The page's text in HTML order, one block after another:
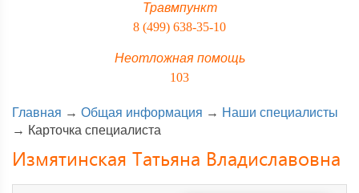
Травмпункт
8 (499) 638-35-10
Неотложная помощь
103
Главная → Общая информация → Наши специалисты
→ Карточка специалиста
Измятинская Татьяна Владиславовна